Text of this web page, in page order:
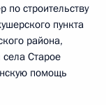
по строительству
пункта
района,
Старое
помощь